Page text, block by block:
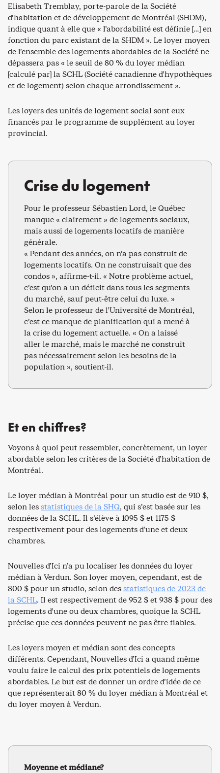
Elisabeth Tremblay, porte-parole de la Société
d’habitation et de développement de Montréal (SHDM),
indique quant à elle que « l’abordabilité est définie […] en
fonction du parc existant de la SHDM ». Le loyer moyen
de l’ensemble des logements abordables de la Société ne
dépassera pas « le seuil de 80 % du loyer médian
[calculé par] la SCHL (Société canadienne d’hypothèques
et de logement) selon chaque arrondissement ».
Les loyers des unités de logement social sont eux
financés par le programme de supplément au loyer
provincial.
Crise du logement
Pour le professeur Sébastien Lord, le Québec
manque « clairement » de logements sociaux,
mais aussi de logements locatifs de manière
générale.
« Pendant des années, on n’a pas construit de
logements locatifs. On ne construisait que des
condos », affirme-t-il. « Notre problème actuel,
c’est qu’on a un déficit dans tous les segments
du marché, sauf peut-être celui du luxe. »
Selon le professeur de l’Université de Montréal,
c’est ce manque de planification qui a mené à
la crise du logement actuelle. « On a laissé
aller le marché, mais le marché ne construit
pas nécessairement selon les besoins de la
population », soutient-il.
Et en chiffres?
Voyons à quoi peut ressembler, concrètement, un loyer
abordable selon les critères de la Société d’habitation de
Montréal.
Le loyer médian à Montréal pour un studio est de 910 $,
selon lesstatistiques de la SHQ, qui s’est basée sur les
données de la SCHL. Il s’élève à 1095 $ et 1175 $
respectivement pour des logements d’une et deux
chambres.
Nouvelles d’Ici n’a pu localiser les données du loyer
médian à Verdun. Son loyer moyen, cependant, est de
800 $ pour un studio, selon desstatistiques de 2023 de
la SCHL. Il est respectivement de 952 $ et 938 $ pour des
logements d’une ou deux chambres, quoique la SCHL
précise que ces données peuvent ne pas être fiables.
Les loyers moyen et médian sont des concepts
différents. Cependant, Nouvelles d’Ici a quand même
voulu faire le calcul des prix potentiels de logements
abordables. Le but est de donner un ordre d’idée de ce
que représenterait 80 % du loyer médian à Montréal et
du loyer moyen à Verdun.
Moyenne et médiane?